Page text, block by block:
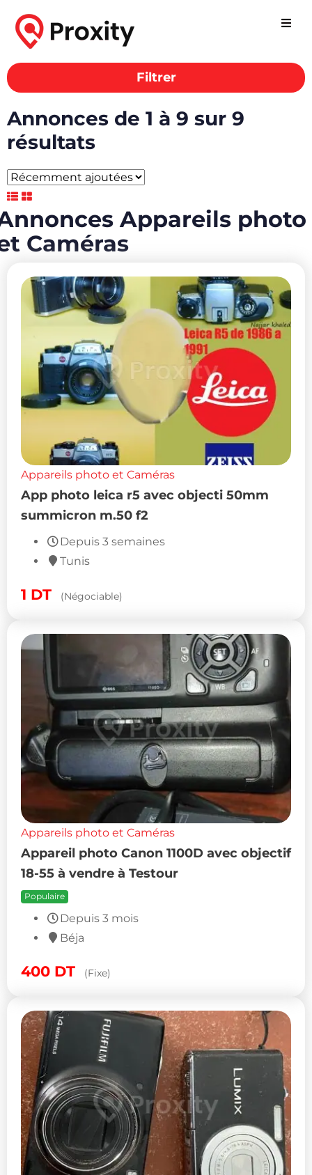
Filtrer
Annonces Appareils
photo et Caméras
Annonces de 1 à 9 sur 9
résultats
Appareils photo et Caméras
App photo leica r5 avec objecti 50mm
summicron m.50 f2
Depuis 3 semaines
Tunis
1 DT (Négociable)
Appareils photo et Caméras
Appareil photo Canon 1100D avec objectif
18-55 à vendre à Testour
Populaire
Depuis 3 mois
Béja
400 DT (Fixe)